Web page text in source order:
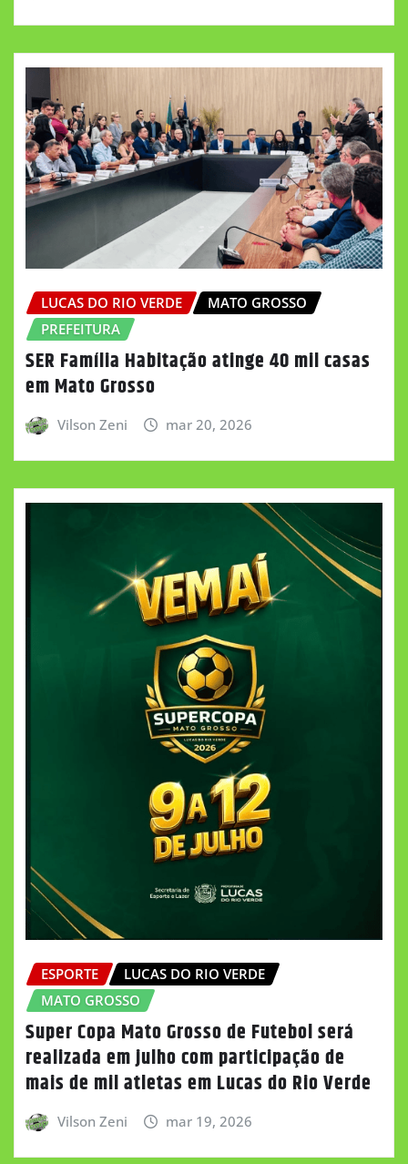
LUCAS DO RIO VERDE
MATO GROSSO
PREFEITURA
SER Família Habitação atinge 40 mil casas
em Mato Grosso
Vilson Zeni mar 20, 2026
ESPORTE
LUCAS DO RIO VERDE
MATO GROSSO
Super Copa Mato Grosso de Futebol será
realizada em julho com participação de
mais de mil atletas em Lucas do Rio Verde
Vilson Zeni mar 19, 2026